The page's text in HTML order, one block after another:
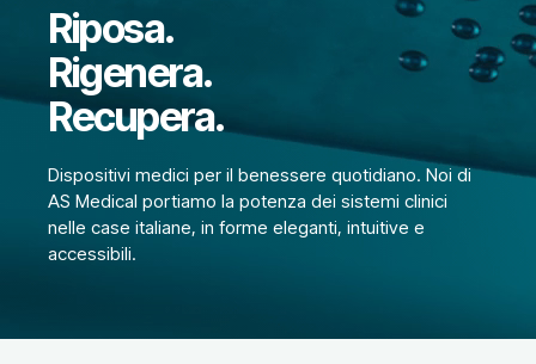
Riposa.
Rigenera.
Recupera.
Dispositivi medici per il benessere quotidiano. Noi di
AS Medical portiamo la potenza dei sistemi clinici
nelle case italiane, in forme eleganti, intuitive e
accessibili.